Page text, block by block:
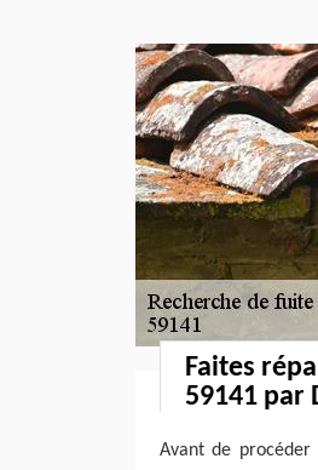
Faites
59141 par
Avant de